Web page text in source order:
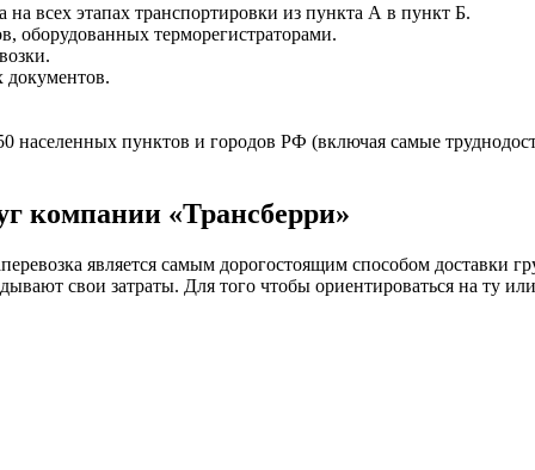
всех этапах транспортировки из пункта А в пункт Б.
оборудованных терморегистраторами.
населенных пунктов и городов РФ (включая самые
компании «Трансберри»
является самым дорогостоящим способом доставки
свои затраты. Для того чтобы ориентироваться на ту